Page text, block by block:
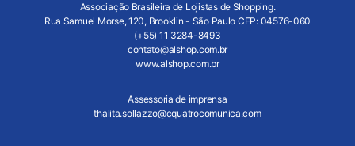
Associação Brasileira de Lojistas de Shopping.
Rua Samuel Morse, 120, Brooklin - São Paulo CEP: 04576-060
(+55) 11 3284-8493
contato@alshop.com.br
www.alshop.com.br
Assessoria de imprensa
thalita.sollazzo@cquatrocomunica.com